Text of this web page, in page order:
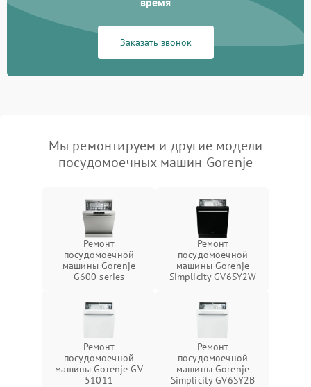
Заказать звонок
Мы ремонтируем и другие модели
посудомоечных машин Gorenje
Ремонт
посудомоечной
машины Gorenje
G600 series
Ремонт
посудомоечной
машины Gorenje
Simplicity GV6SY2W
Ремонт
посудомоечной
машины Gorenje GV
51011
Ремонт
посудомоечной
машины Gorenje
Simplicity GV6SY2B